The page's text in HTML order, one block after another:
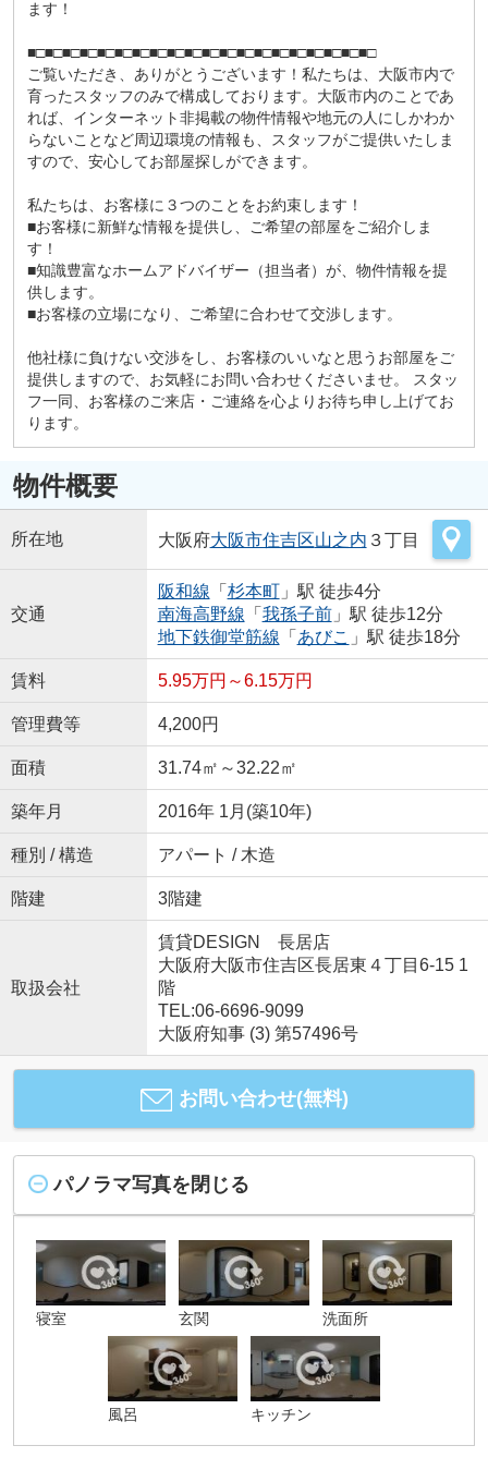
ます！
■□■□■□■□■□■□■□■□■□■□■□■□■□■□■□■□■□■□■□■□
ご覧いただき、ありがとうございます！私たちは、大阪市内で
育ったスタッフのみで構成しております。大阪市内のことであ
れば、インターネット非掲載の物件情報や地元の人にしかわか
らないことなど周辺環境の情報も、スタッフがご提供いたしま
すので、安心してお部屋探しができます。
私たちは、お客様に３つのことをお約束します！
■お客様に新鮮な情報を提供し、ご希望の部屋をご紹介しま
す！
■知識豊富なホームアドバイザー（担当者）が、物件情報を提
供します。
■お客様の立場になり、ご希望に合わせて交渉します。
他社様に負けない交渉をし、お客様のいいなと思うお部屋をご
提供しますので、お気軽にお問い合わせくださいませ。 スタッ
フ一同、お客様のご来店・ご連絡を心よりお待ち申し上げてお
ります。
物件概要
所在地 大阪府大阪市住吉区山之内 ３丁目
交通
阪和線 「 杉本町」駅 徒歩4分
南海高野線 「 我孫子前」駅 徒歩12分
地下鉄御堂筋線 「 あびこ 」駅 徒歩18分
賃料 5.95万円～6.15万円
管理費等 4,200円
面積 31.74㎡～32.22㎡
築年月 2016年 1月(築10年)
種別 / 構造 アパート / 木造
階建 3階建
取扱会社
賃貸DESIGN 長居店
大阪府大阪市住吉区長居東４丁目6-15 1
階
TEL:06-6696-9099
大阪府知事 (3) 第57496号
お問い合わせ(無料)
パノラマ写真を閉じる
寝室 玄関 洗面所
風呂 キッチン